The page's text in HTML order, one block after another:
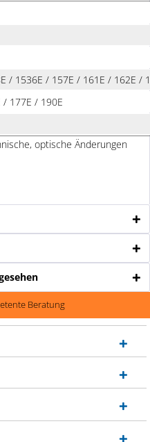
/ 1536E / 157E / 161E / 162E /
/ 177E / 190E
optische Änderungen
Beratung